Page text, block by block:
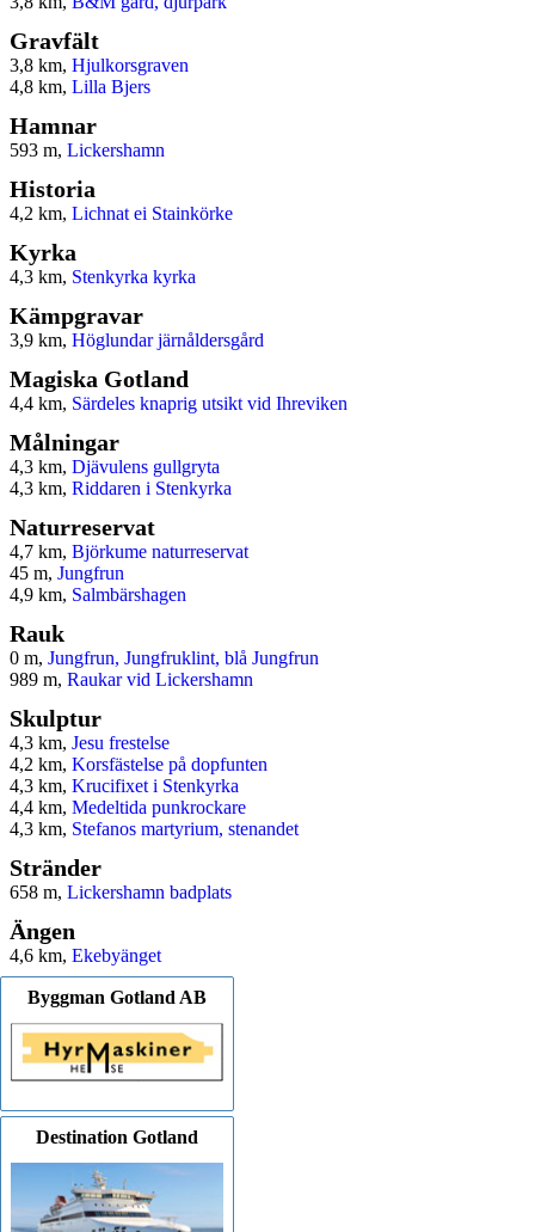
Gravfält
3,8 km, Hjulkorsgraven
4,8 km, Lilla Bjers
Hamnar
593 m, Lickershamn
Historia
4,2 km, Lichnat ei Stainkörke
Kyrka
4,3 km, Stenkyrka kyrka
Kämpgravar
3,9 km, Höglundar järnåldersgård
Magiska Gotland
4,4 km, Särdeles knaprig utsikt vid Ihreviken
Målningar
4,3 km, Djävulens gullgryta
4,3 km, Riddaren i Stenkyrka
Naturreservat
4,7 km, Björkume naturreservat
45 m, Jungfrun
4,9 km, Salmbärshagen
Rauk
0 m, Jungfrun, Jungfruklint, blå Jungfrun
989 m, Raukar vid Lickershamn
Skulptur
4,3 km, Jesu frestelse
4,2 km, Korsfästelse på dopfunten
4,3 km, Krucifixet i Stenkyrka
4,4 km, Medeltida punkrockare
4,3 km, Stefanos martyrium, stenandet
Stränder
658 m, Lickershamn badplats
Ängen
4,6 km, Ekebyänget
Byggman Gotland AB
Destination Gotland